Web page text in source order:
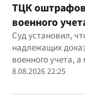
ТЦК
военного
действиях
Суд установил,
надлежащих
военного учета,
должным образом
8.08.2026 22:25